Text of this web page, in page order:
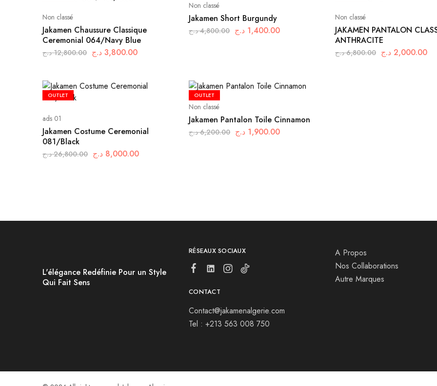
Non classé
Jakamen Chaussure Classique
Ceremonial 064/Navy Blue
12,800.00 د.ج 3,800.00 د.ج
Non classé
Jakamen Short Burgundy
4,800.00 د.ج 1,400.00 د.ج
Non classé
JAKAMEN PANTALON
ANTHRACITE
6,800.00 د.ج 2,000.00 د.ج
OUTLET
ads 01
Jakamen Costume Ceremonial
081/Black
26,800.00 د.ج 8,000.00 د.ج
OUTLET
Non classé
Jakamen Pantalon Toile Cinnamon
6,200.00 د.ج 1,900.00 د.ج
L'élégance Redéfinie Pour un Style
Qui Fait Sens
RÉSEAUX SOCIAUX
CONTACT
Contact@jakamenalgerie.com
Tel : +213 563 008 750
A Propos
Nos Collaborations
Autre Marques